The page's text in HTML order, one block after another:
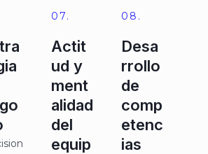
07.
Actit
ud y
ment
alidad
del
equip
08.
Desa
rrollo
de
comp
etenc
ias